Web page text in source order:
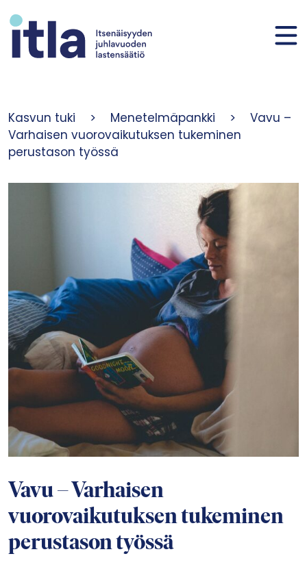
Vavu – Varhaisen
vuorovaikutuksen tukeminen
perustason työssä
Kasvun tuki > Menetelmäpankki >
Vavu –
Varhaisen vuorovaikutuksen tukeminen
perustason työssä